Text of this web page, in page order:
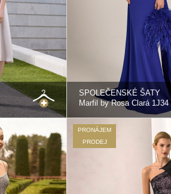
SPOLEČENSKÉ ŠATY
Marfil by Rosa Clará 1J34
PRONÁJEM
PRODEJ